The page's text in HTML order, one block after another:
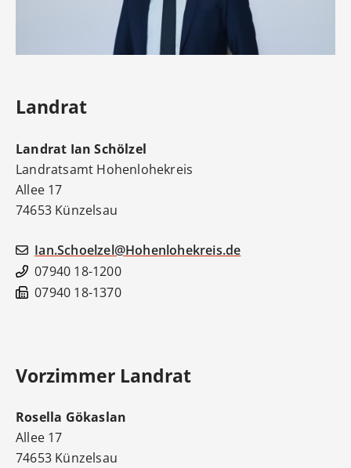
Landrat
Landrat Ian Schölzel
Landratsamt Hohenlohekreis
Allee 17
74653 Künzelsau
Ian.Schoelzel@Hohenlohekreis.de
07940 18-1200
07940 18-1370
Vorzimmer Landrat
Rosella Gökaslan
Allee 17
74653 Künzelsau